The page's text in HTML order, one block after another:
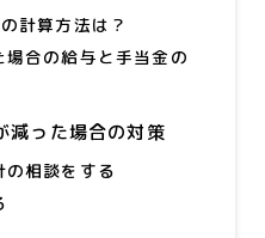
計算方法は？
合の給与と手当金の
減った場合の対策
相談をする